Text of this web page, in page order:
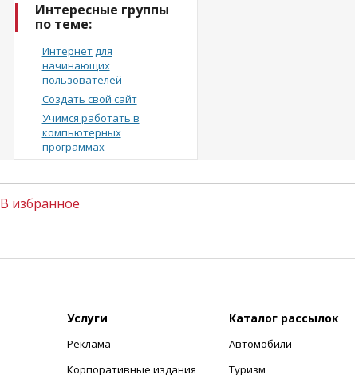
Интересные группы
по теме:
Интернет для
начинающих
пользователей
Создать свой сайт
Учимся работать в
компьютерных
программах
В избранное
Услуги
Реклама
Корпоративные издания
Каталог рассылок
Автомобили
Туризм